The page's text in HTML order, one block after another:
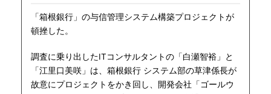
「箱根銀行」の与信管理システム構築プロジェクトが
頓挫した。
調査に乗り出したITコンサルタントの「白瀬智裕」と
「江里口美咲」は、箱根銀行 システム部の草津係長が
故意にプロジェクトをかき回し、開発会社「ゴールウ